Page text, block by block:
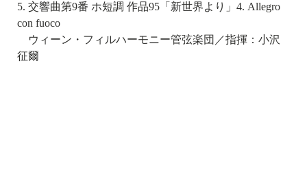
5. 交響曲第9番 ホ短調 作品95「新世界より」4. Allegro
con fuoco
ウィーン・フィルハーモニー管弦楽団／指揮：小沢
征爾